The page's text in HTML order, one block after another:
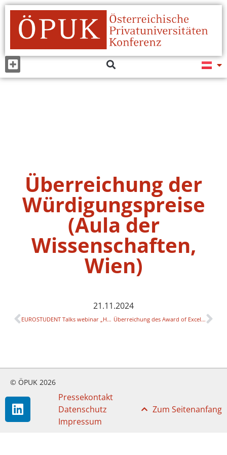
Überreichung der
Würdigungspreise
(Aula der
Wissenschaften,
Wien)
21.11.2024
EUROSTUDENT Talks webinar „How are students faring? Well-being, mental health and the role of financial stress in (post-Covid) European Higher Education“ Überreichung des Award of Excellence (Aula der Wissenschaften, Wien)
© ÖPUK 2026
Pressekontakt
Datenschutz
Impressum
Zum Seitenanfang